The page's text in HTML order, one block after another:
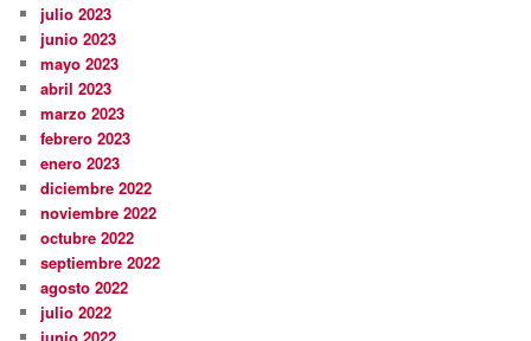
julio 2023
junio 2023
mayo 2023
abril 2023
marzo 2023
febrero 2023
enero 2023
diciembre 2022
noviembre 2022
octubre 2022
septiembre 2022
agosto 2022
julio 2022